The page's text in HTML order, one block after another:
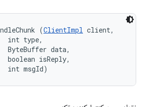
(ClientImpl client,
int type,
ByteBuffer data,
boolean isReply,
int msgId)